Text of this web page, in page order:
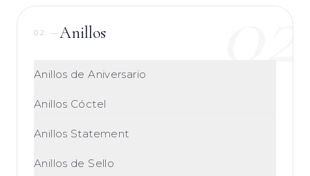
02
02 — Anillos
Anillos de Aniversario
Anillos Cóctel
Anillos Statement
Anillos de Sello